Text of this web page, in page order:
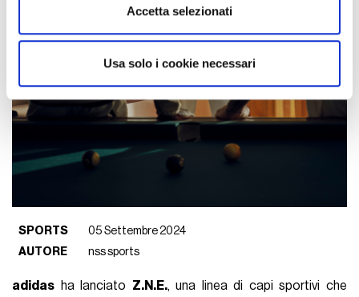
Utilizziamo i cookie per personalizzare contenuti ed
analizzare il nostro traffico. Condividiamo inoltre
informazioni sul modo in cui utilizza il nostro sito con i
nostri partner che si occupano di analisi dei dati web,
pubblicità e social media, i quali potrebbero combinarle
con altre informazioni che ha fornito loro o che hanno
raccolto dal suo utilizzo dei loro servizi.
Accetta selezionati
Usa solo i cookie necessari
SPORTS
05 Settembre 2024
AUTORE
nss sports
adidas ha lanciato Z.N.E., una linea di capi sportivi che